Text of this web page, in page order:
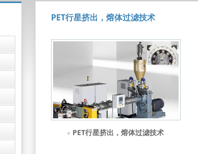
PET行星挤出，熔体过滤技术
PET行星挤出，熔体过滤技术